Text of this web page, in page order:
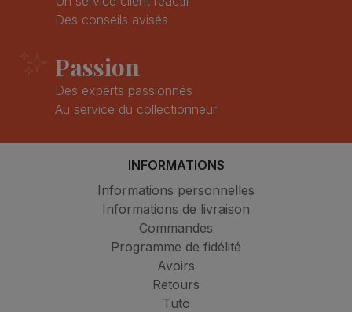
Des conseils avisés
Passion
Des experts passionnés
Au service du collectionneur
INFORMATIONS
Informations personnelles
Informations de livraison
Commandes
Programme de fidélité
Avoirs
Retours
Tuto